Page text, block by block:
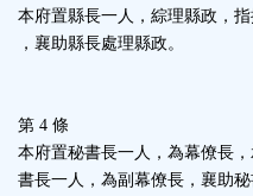
本府置縣長一人，綜理縣政，
，襄助縣長處理縣政。
第 4 條
本府置秘書長一人，為幕僚長
書長一人，為副幕僚長，襄助秘